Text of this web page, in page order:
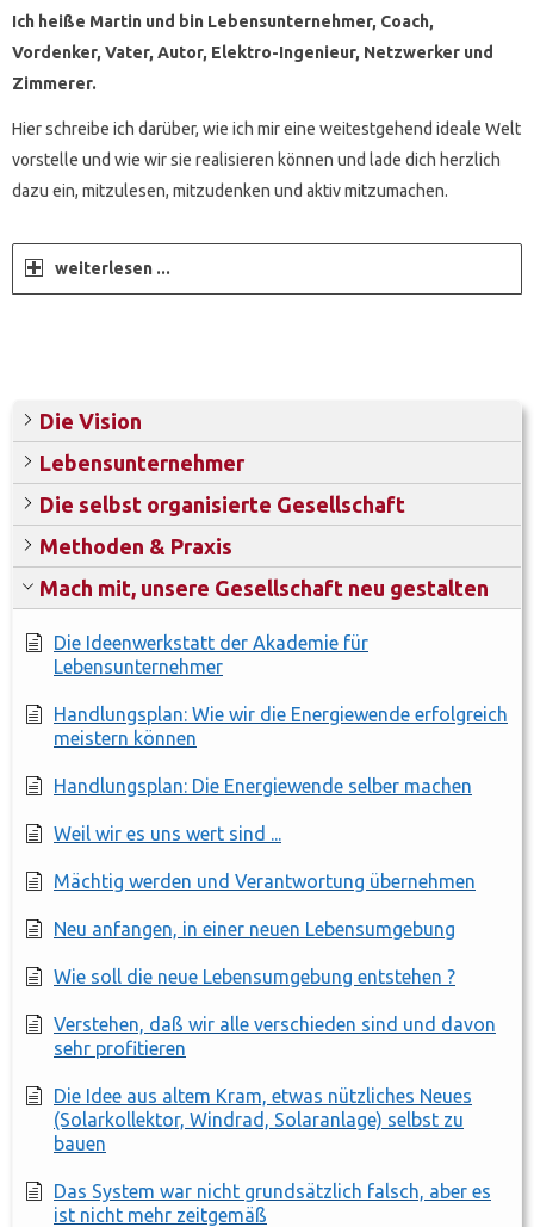
Ich heiße Martin und bin Lebensunternehmer, Coach,
Vordenker, Vater, Autor, Elektro-Ingenieur, Netzwerker und
Zimmerer.
Hier schreibe ich darüber, wie ich mir eine weitestgehend ideale Welt
vorstelle und wie wir sie realisieren können und lade dich herzlich
dazu ein, mitzulesen, mitzudenken und aktiv mitzumachen.
weiterlesen ...
Die Vision
Lebensunternehmer
Die selbst organisierte Gesellschaft
Methoden & Praxis
Mach mit, unsere Gesellschaft neu gestalten
Die Ideenwerkstatt der Akademie für
Lebensunternehmer
Handlungsplan: Wie wir die Energiewende erfolgreich
meistern können
Handlungsplan: Die Energiewende selber machen
Weil wir es uns wert sind ...
Mächtig werden und Verantwortung übernehmen
Neu anfangen, in einer neuen Lebensumgebung
Wie soll die neue Lebensumgebung entstehen ?
Verstehen, daß wir alle verschieden sind und davon
sehr profitieren
Die Idee aus altem Kram, etwas nützliches Neues
(Solarkollektor, Windrad, Solaranlage) selbst zu
bauen
Das System war nicht grundsätzlich falsch, aber es
ist nicht mehr zeitgemäß